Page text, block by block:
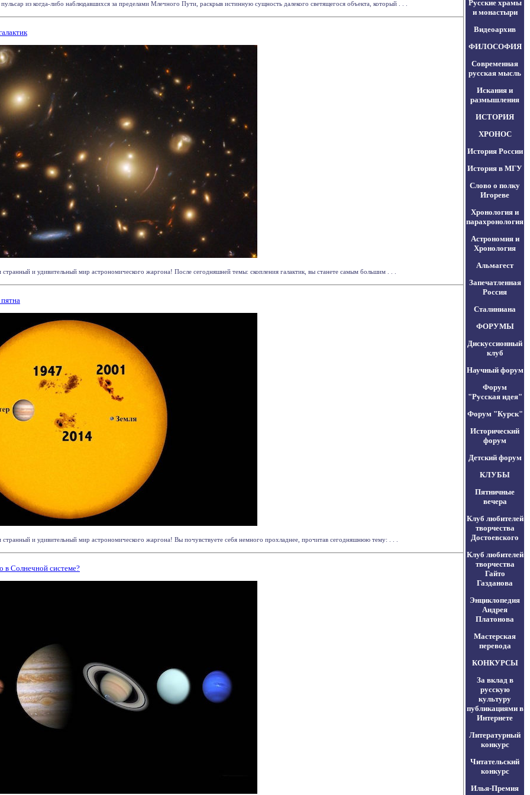
из когда-либо наблюдавшихся за пределами Млечного Пути, раскрыв истинную сущность далекого светящегося объекта, который . . .
и удивительный мир астрономического жаргона! После сегодняшней темы: скопления галактик, вы станете самым большим . . .
странный и удивительный мир астрономического жаргона! Вы почувствуете себя немного прохладнее, прочитав сегодняшнюю тему: . . .
в Солнечной системе?
Русские храмы
и монастыри
Видеоархив
ФИЛОСОФИЯ
Современная
русская мысль
Искания и
размышления
ИСТОРИЯ
ХРОНОС
История России
История в МГУ
Слово о полку
Игореве
Хронология и
парахронология
Астрономия и
Хронология
Альмагест
Запечатленная
Россия
Сталиниана
ФОРУМЫ
Дискуссионный
клуб
Научный форум
Форум
"Русская идея"
Форум "Курск"
Исторический
форум
Детский форум
КЛУБЫ
Пятничные
вечера
Клуб любителей
творчества
Достоевского
Клуб любителей
творчества
Гайто
Газданова
Энциклопедия
Андрея
Платонова
Мастерская
перевода
КОНКУРСЫ
За вклад в
русскую
культуру
публикациями в
Интернете
Литературный
конкурс
Читательский
конкурс
Илья-Премия